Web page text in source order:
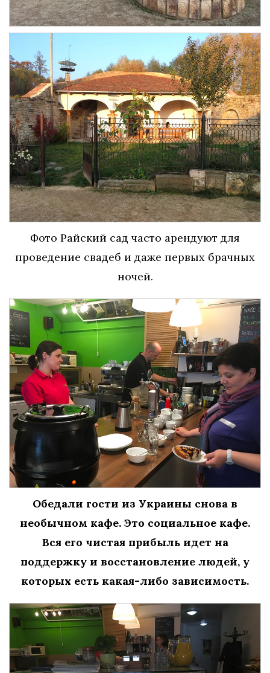
Фото Райский сад часто арендуют для
проведение свадеб и даже первых брачных
ночей.
Обедали гости из Украины снова в
необычном кафе. Это социальное кафе.
Вся его чистая прибыль идет на
поддержку и восстановление людей, у
которых есть какая-либо зависимость.